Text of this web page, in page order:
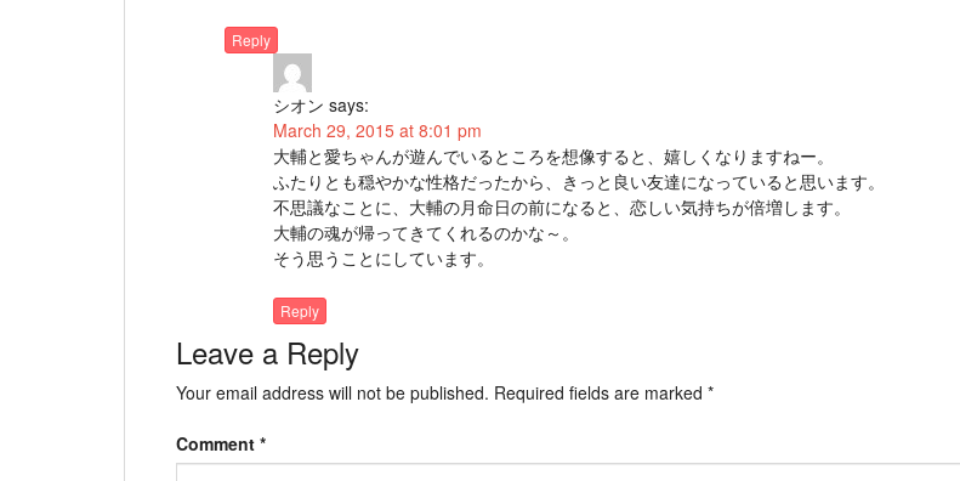
Reply
シオン says:
March 29, 2015 at 8:01 pm
大輔と愛ちゃんが遊んでいるところを想像すると、嬉しくなりますねー。
ふたりとも穏やかな性格だったから、きっと良い友達になっていると思います。
不思議なことに、大輔の月命日の前になると、恋しい気持ちが倍増します。
大輔の魂が帰ってきてくれるのかな～。
そう思うことにしています。
Reply
Leave a Reply
Your email address will not be published. Required fields are marked *
Comment *